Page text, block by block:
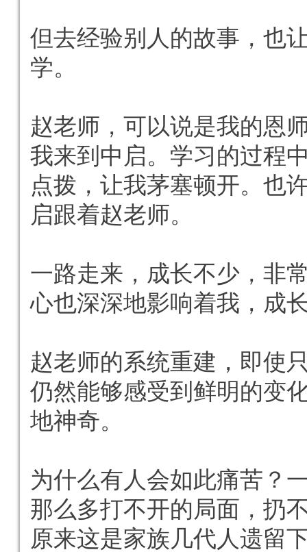
但去经验别人的故事，也
学。
赵老师，可以说是我的恩
我来到中启。学习的过程
点拨，让我茅塞顿开。也
启跟着赵老师。
一路走来，成长不少，非
心也深深地影响着我，成
赵老师的系统重建，即使
仍然能够感受到鲜明的变
地神奇。
为什么有人会如此痛苦？
那么多打不开的局面，
原来这是家族几代人遗留